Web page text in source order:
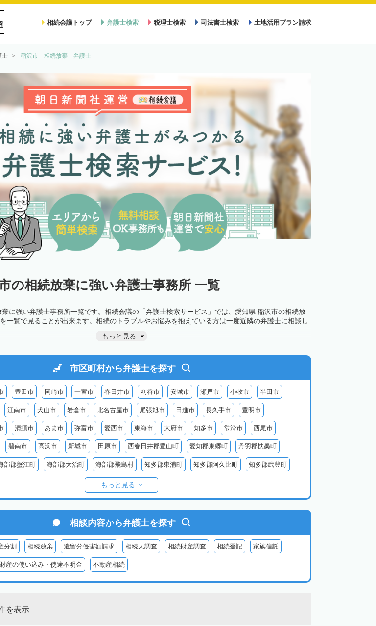
相続会議トップ 弁護士検索 税理士検索 司法書士検索 土地活用プラン請求
士 稲沢市 相続放棄 弁護士
の相続放棄に強い弁護士事務所 一覧
に強い弁護士事務所一覧です。相続会議の「弁護士検索サービス」では、愛知県 稲沢市の相続放
一覧で見ることが出来ます。相続のトラブルやお悩みを抱えている方は一度近隣の弁護士に相談し
もっと見る
市区町村から弁護士を探す
豊田市 岡崎市 一宮市 春日井市 刈谷市 安城市 瀬戸市 小牧市 半田市
江南市 犬山市 岩倉市 北名古屋市 尾張旭市 日進市 長久手市 豊明市
清須市 あま市 弥富市 愛西市 東海市 大府市 知多市 常滑市 西尾市
碧南市 高浜市 新城市 田原市 西春日井郡豊山町 愛知郡東郷町 丹羽郡扶桑町
部郡蟹江町 海部郡大治町 海部郡飛島村 知多郡東浦町 知多郡阿久比町 知多郡武豊町
北設楽郡設楽町
もっと見る
相談内容から弁護士を探す
分割 相続放棄 遺留分侵害額請求 相続人調査 相続財産調査 相続登記 家族信託
産の使い込み・使途不明金 不動産相続
を表示